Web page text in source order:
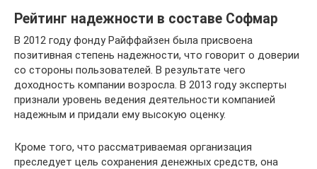
Рейтинг надежности в составе Софмар
В 2012 году фонду Райффайзен была присвоена
позитивная степень надежности, что говорит о доверии
со стороны пользователей. В результате чего
доходность компании возросла. В 2013 году эксперты
признали уровень ведения деятельности компанией
надежным и придали ему высокую оценку.
Кроме того, что рассматриваемая организация
преследует цель сохранения денежных средств, она